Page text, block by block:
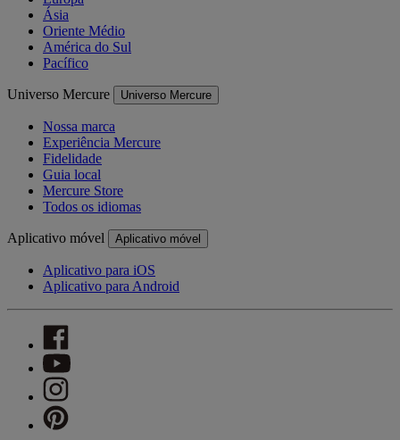
Ásia
Oriente Médio
América do Sul
Pacífico
Universo Mercure Universo Mercure
Nossa marca
Experiência Mercure
Fidelidade
Guia local
Mercure Store
Todos os idiomas
Aplicativo móvel Aplicativo móvel
Aplicativo para iOS
Aplicativo para Android